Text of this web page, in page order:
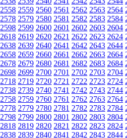
2558 2559 2560 2561 2562 2563 2564
2578 2579 2580 2581 2582 2583 2584
2598 2599 2600 2601 2602 2603 2604
2618 2619 2620 2621 2622 2623 2624
2638 2639 2640 2641 2642 2643 2644
2658 2659 2660 2661 2662 2663 2664
2678 2679 2680 2681 2682 2683 2684
2698 2699 2700 2701 2702 2703 2704
2718 2719 2720 2721 2722 2723 2724
2738 2739 2740 2741 2742 2743 2744
2758 2759 2760 2761 2762 2763 2764
2778 2779 2780 2781 2782 2783 2784
2798 2799 2800 2801 2802 2803 2804
2818 2819 2820 2821 2822 2823 2824
2838 2839 2840 2841 2842 2843 2844